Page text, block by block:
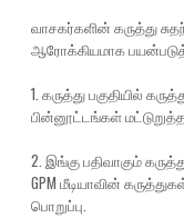
வாசகர்களின் கருத்து
ஆரோக்கியமாக
1. கருத்து பகுதியில்
பின்னூட்டங்கள்
2. இங்கு பதிவாகும்
GPM மீடியாவின்
பொறுப்பு.